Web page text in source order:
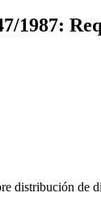
1987:
distribución de